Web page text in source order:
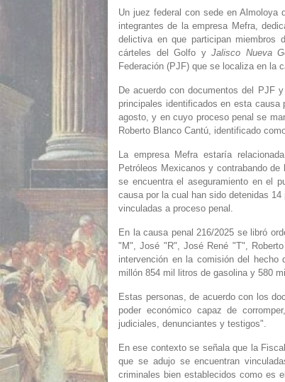
Un juez federal con sede en Almoloya
integrantes de la empresa Mefra,
delictiva en que participan miembros
cárteles del Golfo y Jalisco Nueva
Federación (PJF) que se localiza en la
De acuerdo con documentos del PJF
principales identificados en esta
agosto, y en cuyo proceso penal se
Roberto Blanco Cantú, identificado
La empresa Mefra estaría
Petróleos Mexicanos y contrabando
se encuentra el aseguramiento en el
causa por la cual han sido detenidas
vinculadas a proceso penal.
En la causa penal 216/2025 se libró
"M", José "R", José René "T",
intervención en la comisión del
millón 854 mil litros de gasolina y 580
Estas personas, de acuerdo con los
poder económico capaz de
judiciales, denunciantes y testigos".
En ese contexto se señala que la
que se adujo se encuentran
criminales bien establecidos como es